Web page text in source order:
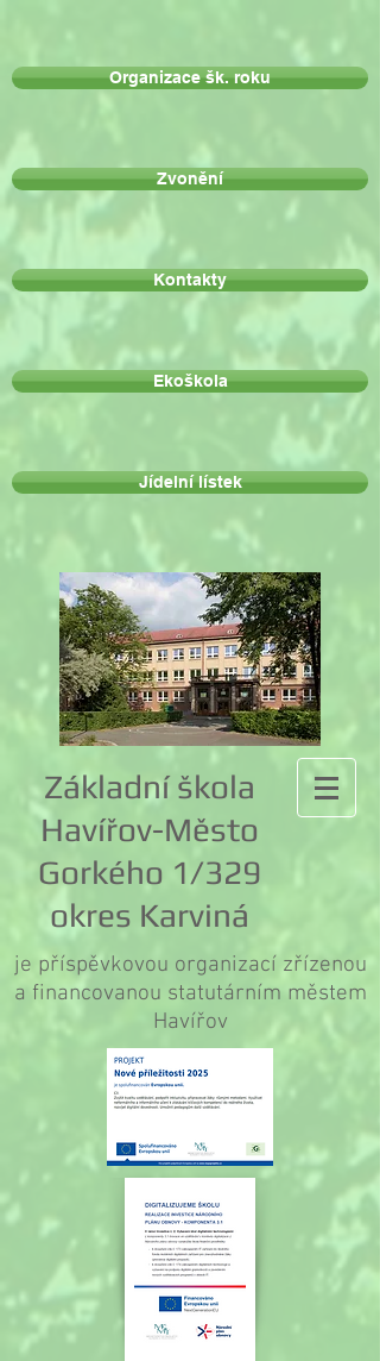
Organizace šk. roku
Zvonění
Kontakty
Ekoškola
Jídelní lístek
Základní škola
Havířov-Město
Gorkého 1/329
okres Karviná
je příspěvkovou organizací zřízenou
a financovanou statutárním městem
Havířov